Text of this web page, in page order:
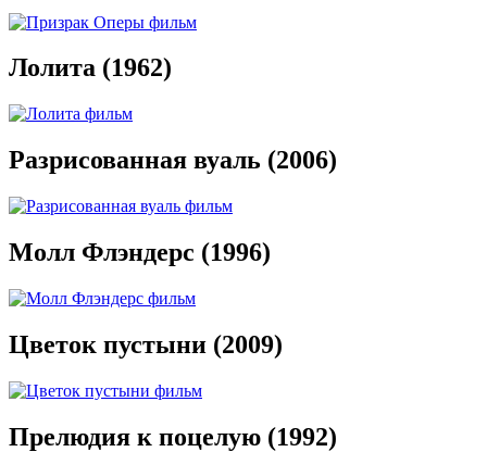
Лолита (1962)
Разрисованная вуаль (2006)
Молл Флэндерс (1996)
Цветок пустыни (2009)
Прелюдия к поцелую (1992)